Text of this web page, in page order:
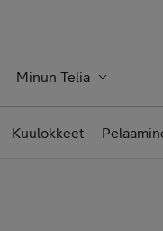
Minun Telia
Kuulokkeet